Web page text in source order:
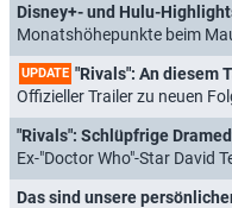
Monatshöhepunkte beim Maus-
UPDATE "Rivals": An diesem Tag startet Staffel 2
Offizieller Trailer zu neuen Folgen der Dramedy
Ex-"Doctor Who"-Star David Tennant duelliert
Das sind unsere